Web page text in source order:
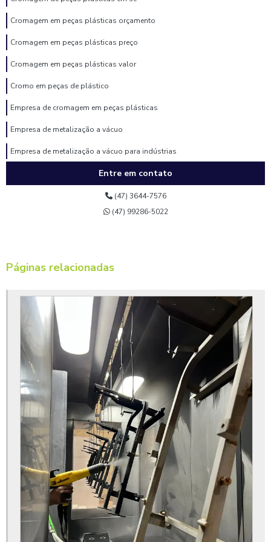
Cromagem em peças plásticas orçamento
Cromagem em peças plásticas preço
Cromagem em peças plásticas valor
Cromo em peças de plástico
Empresa de cromagem em peças plásticas
Empresa de metalização a vácuo
Empresa de metalização a vácuo para indústrias
Empresa de pintura eletrostática
Empresa de pintura eletrostática a pó
Empresa de pintura eletrostática para indústria
Fábrica de metalização a vácuo
Fornecedor de cromagem em peças plásticas
Fornecedor de pintura a pó
Fornecedor de pintura eletrostática
Fornecedor de pintura epóxi
Fosfatização de peças
Fosfatização de peças em sc
Jateamento abrasivo com granalha de aço
Jateamento abrasivo em metais
Jateamento com abrasivos para empresa orçamento
Jateamento com abrasivos para indústria
Entre em contato
(47) 3644-7576
(47) 99286-5022
Páginas relacionadas